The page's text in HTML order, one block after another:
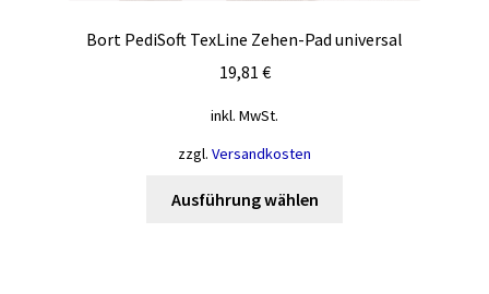
Bort PediSoft TexLine Zehen-Pad universal
19,81 €
inkl. MwSt.
zzgl. Versandkosten
Ausführung wählen